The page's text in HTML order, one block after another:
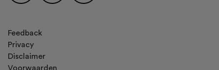
Feedback
Privacy
Disclaimer
Voorwaarden